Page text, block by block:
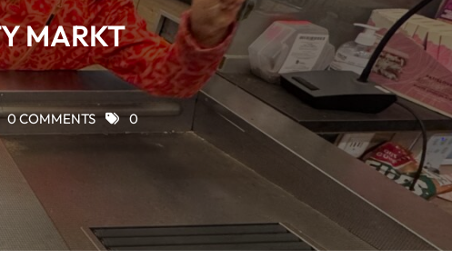
MARKT
0 COMMENTS
0